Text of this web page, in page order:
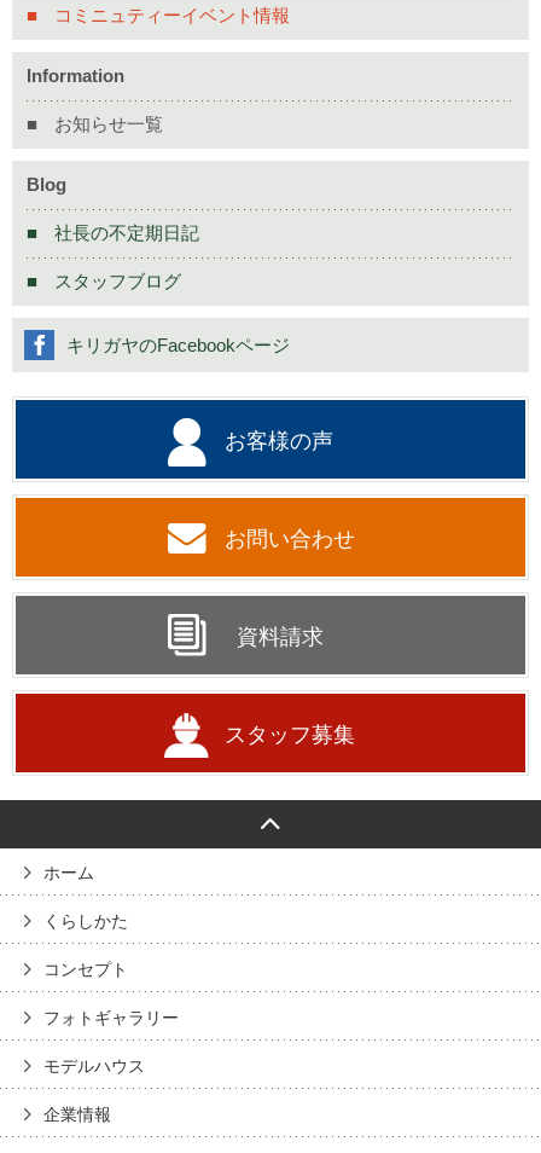
コミニュティーイベント情報
Information
お知らせ一覧
Blog
社長の不定期日記
スタッフブログ
お客様の声
お問い合わせ
資料請求
スタッフ募集
キリガヤのFacebookページ
ホーム
くらしかた
コンセプト
フォトギャラリー
モデルハウス
企業情報